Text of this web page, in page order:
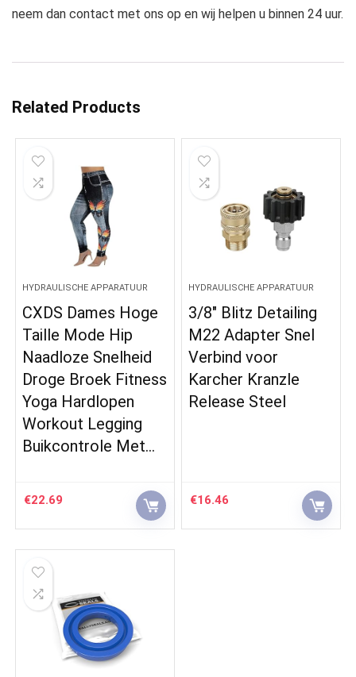
neem dan contact met ons op en wij helpen u binnen 24 uur.
Related Products
HYDRAULISCHE APPARATUUR
CXDS Dames Hoge
Taille Mode Hip
Naadloze Snelheid
Droge Broek Fitness
Yoga Hardlopen
Workout Legging
Buikcontrole Met…
€22.69
HYDRAULISCHE APPARATUUR
3/8″ Blitz Detailing
M22 Adapter Snel
Verbind voor
Karcher Kranzle
Release Steel
€16.46